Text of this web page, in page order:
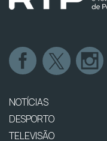
NOTÍCIAS
DESPORTO
TELEVISÃO